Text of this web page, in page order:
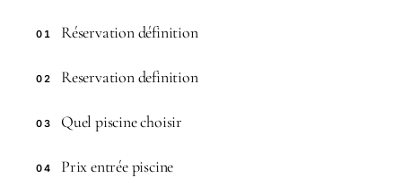
01 Réservation définition
02 Reservation definition
03 Quel piscine choisir
04 Prix entrée piscine